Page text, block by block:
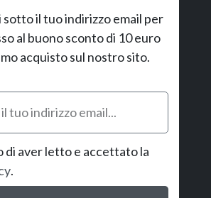
sotto il tuo indirizzo email per
al buono sconto di 10 euro
acquisto sul nostro sito.
di aver letto e accettato la
.